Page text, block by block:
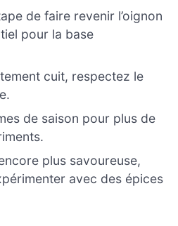
de faire revenir l’oignon
pour la base
cuit, respectez le
de saison pour plus de
plus savoureuse,
avec des épices